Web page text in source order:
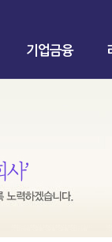
기업금융